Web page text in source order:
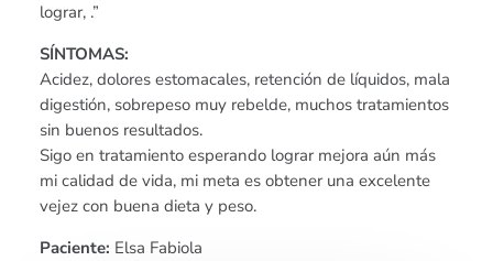
lograr, .”
SÍNTOMAS:
Acidez, dolores estomacales, retención de líquidos, mala
digestión, sobrepeso muy rebelde, muchos tratamientos
sin buenos resultados.
Sigo en tratamiento esperando lograr mejora aún más
mi calidad de vida, mi meta es obtener una excelente
vejez con buena dieta y peso.
Paciente: Elsa Fabiola